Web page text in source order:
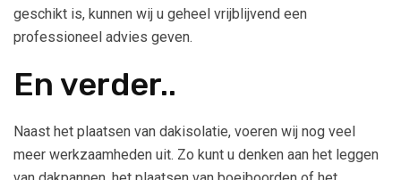
geschikt is, kunnen wij u geheel vrijblijvend een
professioneel advies geven.
En verder..
Naast het plaatsen van dakisolatie, voeren wij nog veel
meer werkzaamheden uit. Zo kunt u denken aan het leggen